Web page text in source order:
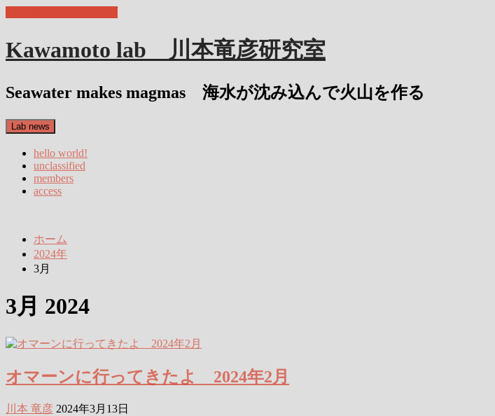
Kawamoto lab 川本竜彦研究室
Seawater makes magmas 海水が沈み込んで火山を作る
Lab news
hello world!
unclassified
members
access
ホーム
2024年
3月
3月 2024
オマーンに行ってきたよ 2024年2月
川本 竜彦 2024年3月13日